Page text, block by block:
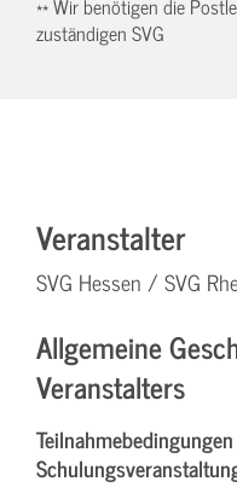
zuständigen SVG
Veranstalter
SVG Hessen / SVG
Allgemeine
Veranstalters